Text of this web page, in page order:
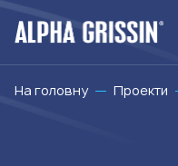
На головну Проекти